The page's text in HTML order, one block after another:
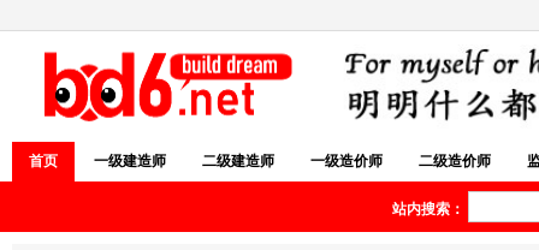
首页 一级建造师 二级建造师 一级造价师 二级造价师
站内搜索：